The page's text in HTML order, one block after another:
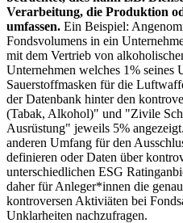
Verarbeitung, die Produktion
umfassen. Ein Beispiel:
Fondsvolumens in ein
mit dem Vertrieb von
Unternehmen welches 1% seines
Sauerstoffmasken für die
der Datenbank hinter den
(Tabak, Alkohol)" und "Zivile
Ausrüstung" jeweils 5%
anderen Umfang für den
definieren oder Daten über
unterschiedlichen ESG
daher für Anleger*innen die
kontroversen Aktiviäten bei
Unklarheiten nachzufragen.